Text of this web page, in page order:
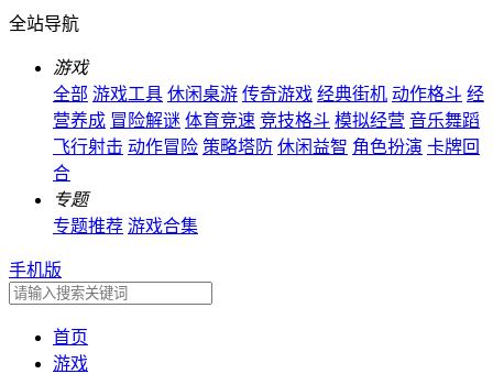
全站导航
游戏
全部 游戏工具 休闲桌游 传奇游戏 经典街机 动作格斗 经
营养成 冒险解谜 体育竞速 竞技格斗 模拟经营 音乐舞蹈
飞行射击 动作冒险 策略塔防 休闲益智 角色扮演 卡牌回
合
专题
专题推荐 游戏合集
手机版
首页
游戏